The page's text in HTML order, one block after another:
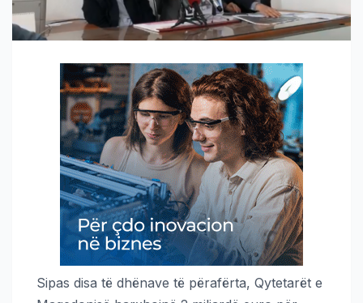
Sipas disa të dhënave të përafërta, Qytetarët e